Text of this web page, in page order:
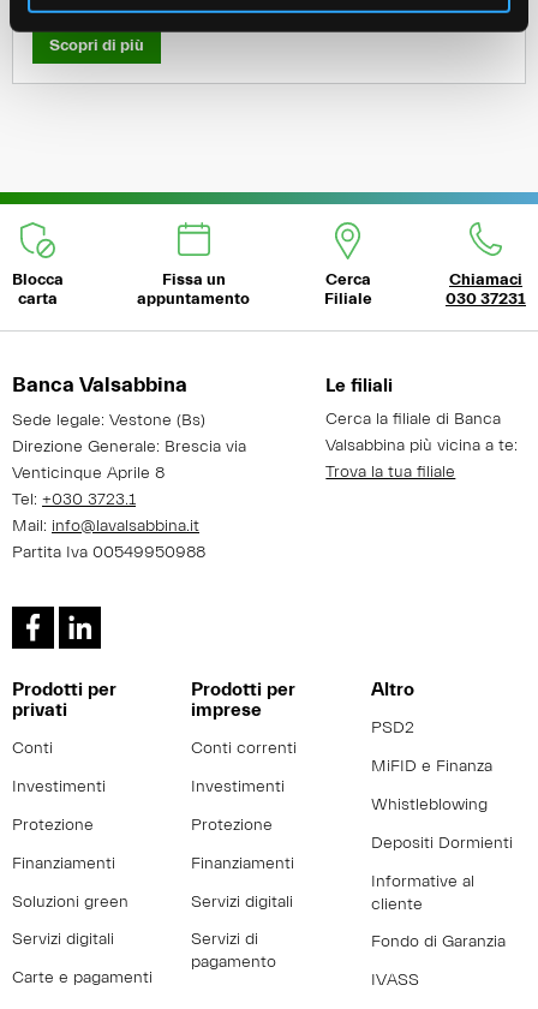
Scopri di più
Blocca
carta
Fissa un
appuntamento
Cerca
Filiale
Chiamaci
030 37231
Banca Valsabbina
Sede legale: Vestone (Bs)
Direzione Generale: Brescia via
Venticinque Aprile 8
Tel: +030 3723.1
Mail: info@lavalsabbina.it
Partita Iva 00549950988
Prodotti per
privati
Conti
Investimenti
Protezione
Finanziamenti
Soluzioni green
Servizi digitali
Carte e pagamenti
Prodotti per
imprese
Conti correnti
Investimenti
Protezione
Finanziamenti
Servizi digitali
Servizi di
pagamento
Le filiali
Cerca la filiale di Banca
Valsabbina più vicina a te:
Trova la tua filiale
Altro
PSD2
MiFID e Finanza
Whistleblowing
Depositi Dormienti
Informative al
cliente
Fondo di Garanzia
IVASS